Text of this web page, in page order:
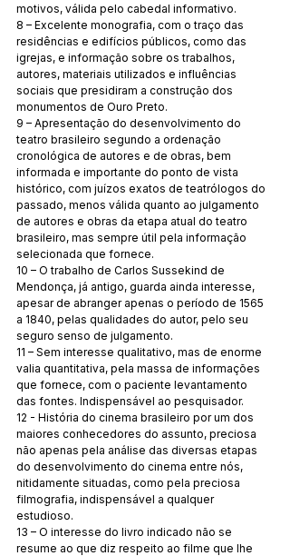
motivos, válida pelo cabedal informativo.
8 – Excelente monografia, com o traço das
residências e edifícios públicos, como das
igrejas, e informação sobre os trabalhos,
autores, materiais utilizados e influências
sociais que presidiram a construção dos
monumentos de Ouro Preto.
9 – Apresentação do desenvolvimento do
teatro brasileiro segundo a ordenação
cronológica de autores e de obras, bem
informada e importante do ponto de vista
histórico, com juízos exatos de teatrólogos do
passado, menos válida quanto ao julgamento
de autores e obras da etapa atual do teatro
brasileiro, mas sempre útil pela informação
selecionada que fornece.
10 – O trabalho de Carlos Sussekind de
Mendonça, já antigo, guarda ainda interesse,
apesar de abranger apenas o período de 1565
a 1840, pelas qualidades do autor, pelo seu
seguro senso de julgamento.
11 – Sem interesse qualitativo, mas de enorme
valia quantitativa, pela massa de informações
que fornece, com o paciente levantamento
das fontes. Indispensável ao pesquisador.
12 - História do cinema brasileiro por um dos
maiores conhecedores do assunto, preciosa
não apenas pela análise das diversas etapas
do desenvolvimento do cinema entre nós,
nitidamente situadas, como pela preciosa
filmografia, indispensável a qualquer
estudioso.
13 – O interesse do livro indicado não se
resume ao que diz respeito ao filme que lhe